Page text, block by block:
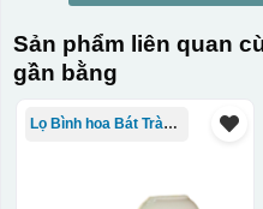
Kiểu in:
Kẻ vàng+in logo 1 mặt
Hộp xi lót lụa
Sản phẩm liên quan
gần bằng
Lọ Bình hoa Bát Tràng in logo